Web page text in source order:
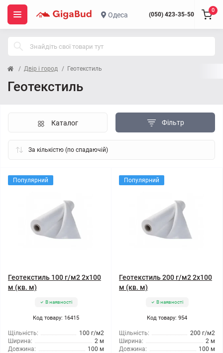
Одеса (050) 423-35-50
0
Двір і город Геотекстиль
Геотекстиль
Фільтр
Каталог
Популярний
Геотекстиль 100 г/м2 2x100
м (кв. м)
В наявності
Код товару: 16415
Щільність:
100 г/м2
Ширина:
2 м
Довжина:
100 м
Популярний
Геотекстиль 200 г/м2 2x100
м (кв. м)
В наявності
Код товару: 954
Щільність:
200 г/м2
Ширина:
2 м
Довжина:
100 м